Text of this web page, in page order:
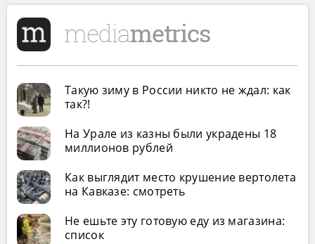
Такую зиму в России никто не ждал: как
так?!
На Урале из казны были украдены 18
миллионов рублей
Как выглядит место крушение вертолета
на Кавказе: смотреть
Не ешьте эту готовую еду из магазина:
список